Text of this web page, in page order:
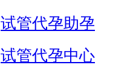
试管代孕助孕
试管代孕中心